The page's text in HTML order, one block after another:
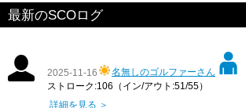
最新のSCOログ
2025-11-16
名無しのゴルファーさん
ストローク:106（イン/アウト:51/55）
詳細を見る ＞